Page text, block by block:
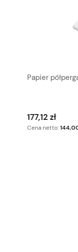
Papier
177,12 zł
Cena netto: